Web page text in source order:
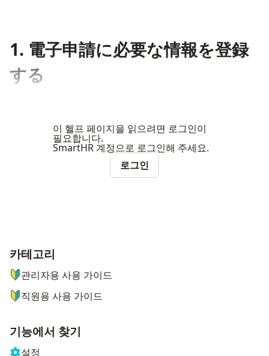
1. 電子申請に必要な情報を登録
する
이 헬프 페이지을 읽으려면 로그인이
필요합니다.
SmartHR 계정으로 로그인해 주세요.
로그인
ナビゲーションメニュー
카테고리
관리자용 사용 가이드
직원용 사용 가이드
기능에서 찾기
설정